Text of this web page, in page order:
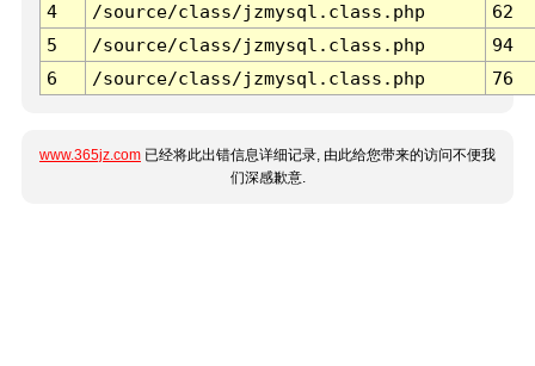
4
/source/class/jzmysql.class.php
62
5
/source/class/jzmysql.class.php
94
6
/source/class/jzmysql.class.php 76
www.365jz.com 已经将此出错信息详细记录, 由此给您带来的访问不便我
们深感歉意.